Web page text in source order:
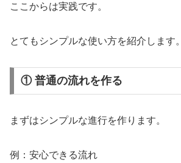
ここからは実践です。
とてもシンプルな使い方を紹介します。
① 普通の流れを作る
まずはシンプルな進行を作ります。
例：安心できる流れ